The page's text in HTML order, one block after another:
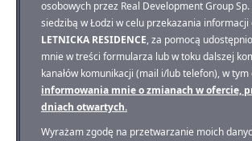
osobowych przez Real Development Group Sp.
siedzibą w Łodzi w celu przekazania informacji
LETNICKA RESIDENCE, za pomocą
mnie w treści formularza lub w toku dalszej
kanałów komunikacji (mail i/lub telefon), w tym
informowania mnie o zmianach w ofercie,
dniach otwartych.
Wyrażam zgodę na przetwarzanie moich